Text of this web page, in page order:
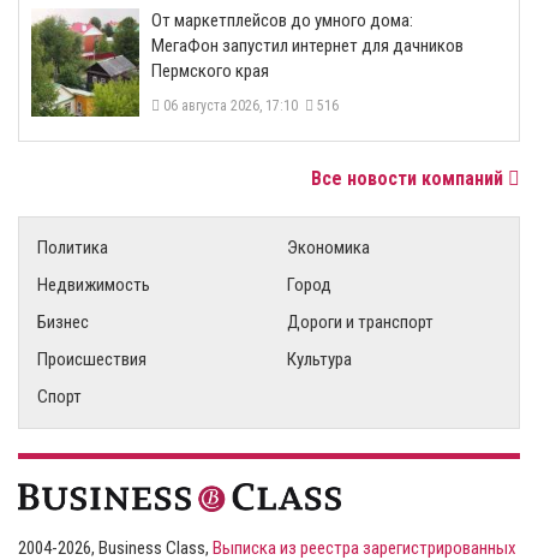
От маркетплейсов до умного дома:
МегаФон запустил интернет для дачников
Пермского края
06 августа 2026, 17:10 516
Все новости компаний
Политика
Экономика
Недвижимость
Город
Бизнес
Дороги и транспорт
Происшествия
Культура
Спорт
2004-2026, Business Class, Выписка из реестра зарегистрированных